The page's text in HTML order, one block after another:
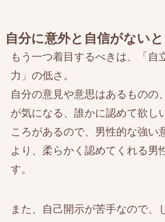
自分に意外と自信がない
もう一つ着目するべきは、「自
力」の低さ。
自分の意見や意思はあるものの
が気になる、誰かに認めて欲し
ころがあるので、男性的な強い
より、柔らかく認めてくれる男
す。
また、自己開示が苦手なので、